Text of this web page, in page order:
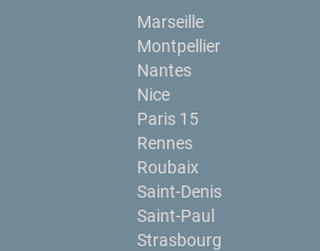
Marseille
Montpellier
Nantes
Nice
Paris 15
Rennes
Roubaix
Saint-Denis
Saint-Paul
Strasbourg